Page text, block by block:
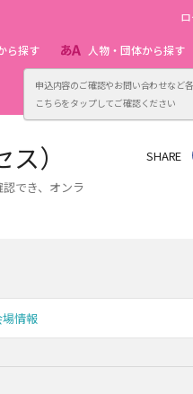
申込内容のご確認やお問い合わせなど各
こちらをタップしてご確認ください
ら探す 人物・団体から探す
主催者
）
でき、オンラ
SHARE
情報